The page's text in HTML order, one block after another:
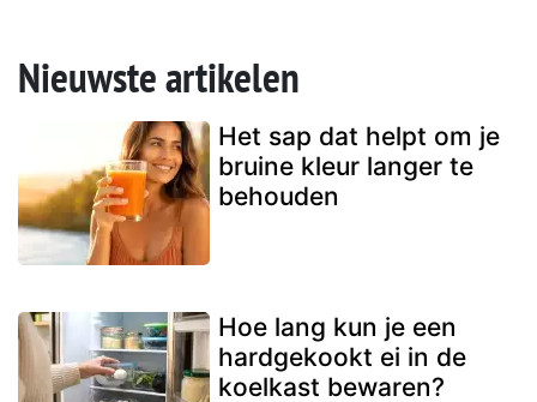
Nieuwste artikelen
Het sap dat helpt om je
bruine kleur langer te
behouden
Hoe lang kun je een
hardgekookt ei in de
koelkast bewaren?